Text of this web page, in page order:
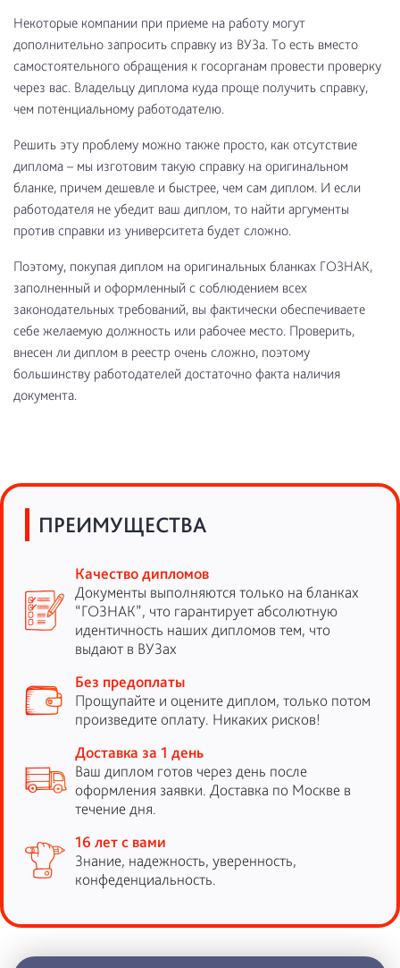
Некоторые компании при приеме на работу могут
дополнительно запросить справку из ВУЗа. То есть вместо
самостоятельного обращения к госорганам провести проверку
через вас. Владельцу диплома куда проще получить справку,
чем потенциальному работодателю.
Решить эту проблему можно также просто, как отсутствие
диплома – мы изготовим такую справку на оригинальном
бланке, причем дешевле и быстрее, чем сам диплом. И если
работодателя не убедит ваш диплом, то найти аргументы
против справки из университета будет сложно.
Поэтому, покупая диплом на оригинальных бланках ГОЗНАК,
заполненный и оформленный с соблюдением всех
законодательных требований, вы фактически обеспечиваете
себе желаемую должность или рабочее место. Проверить,
внесен ли диплом в реестр очень сложно, поэтому
большинству работодателей достаточно факта наличия
документа.
ПРЕИМУЩЕСТВА
Качество дипломов
Документы выполняются только на бланках
“ГОЗНАК”, что гарантирует абсолютную
идентичность наших дипломов тем, что
выдают в ВУЗах
Без предоплаты
Прощупайте и оцените диплом, только потом
произведите оплату. Никаких рисков!
Доставка за 1 день
Ваш диплом готов через день после
оформления заявки. Доставка по Москве в
течение дня.
16 лет с вами
Знание, надежность, уверенность,
конфеденциальность.